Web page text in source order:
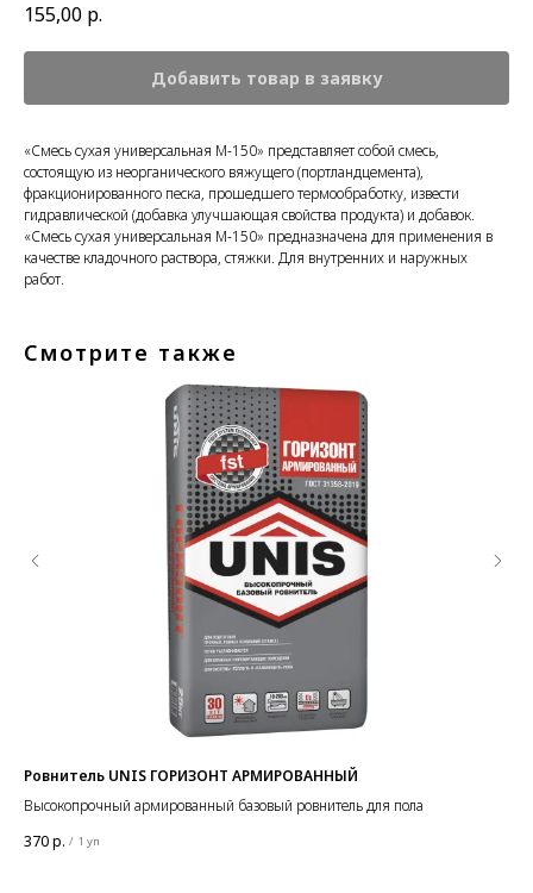
155,00 р.
Добавить товар в заявку
«Смесь сухая универсальная М-150» представляет собой смесь,
состоящую из неорганического вяжущего (портландцемента),
фракционированного песка, прошедшего термообработку, извести
гидравлической (добавка улучшающая свойства продукта) и добавок.
«Смесь сухая универсальная М-150» предназначена для применения в
качестве кладочного раствора, стяжки. Для внутренних и наружных
работ.
Смотрите также
Ровнитель UNIS ГОРИЗОНТ АРМИРОВАННЫЙ
Высокопрочный армированный базовый ровнитель для пола
370р. / 1 уп